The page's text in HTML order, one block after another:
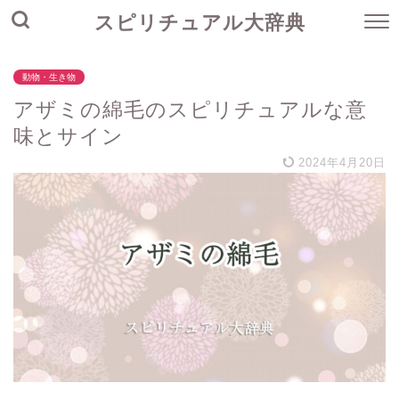
スピリチュアル大辞典
動物・生き物
アザミの綿毛のスピリチュアルな意
味とサイン
2024年4月20日